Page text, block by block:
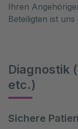
Ihren
Beteiligten ist uns
Diagnostik
etc.)
Sichere